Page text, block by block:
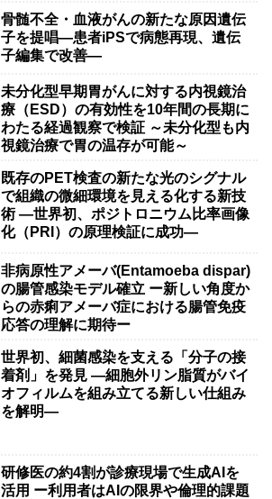
骨髄不全・血液がんの新たな原因遺伝
子を提唱―患者iPSで病態再現、遺伝
子編集で改善―
未分化型早期胃がんに対する内視鏡治
療（ESD）の有効性を10年間の長期に
わたる経過観察で検証 ～未分化型も内
視鏡治療で胃の温存が可能～
既存のPET検査の新たな光のシグナル
で組織の微細環境を見える化する新技
術 ―世界初、ポジトロニウム比率画像
化（PRI）の原理検証に成功―
非病原性アメーバ(Entamoeba dispar)
の腸管感染モデル確立 ー新しい角度か
らの赤痢アメーバ症における腸管免疫
応答の理解に期待ー
世界初、細菌感染を支える「分子の接
着剤」を発見 ―細胞外リン脂質がバイ
オフィルムを組み立てる新しい仕組み
を解明―
研修医の約4割が診療現場で生成AIを
活用 ー利用者はAIの限界や倫理的課題